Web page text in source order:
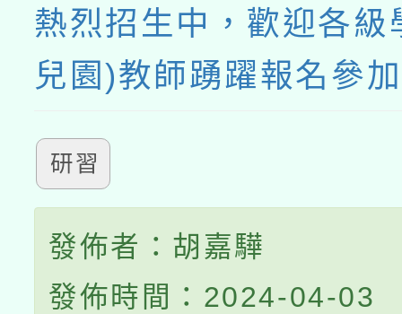
熱烈招生中，歡迎各級
兒園)教師踴躍報名參加
研習
發佈者：胡嘉驊
發佈時間：2024-04-03